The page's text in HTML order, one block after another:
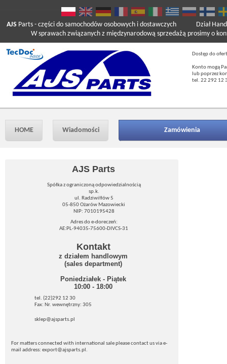
AJS Parts - części do samochodów osobowych i dostawczych
W sprawach związanych z międzynarodową sprzedażą prosimy o
Dział
Dostęp do
Konto mogą
lub poprzez
tel. 22 292 12
HOME Wiadomości Zamówienia
AJS Parts
Spółka z ograniczoną odpowiedzialnością
sp.k.
ul. Radziwiłłów 5
05-850 Ożarów Mazowiecki
NIP: 7010195428
Adres do e-doreczeń:
AE:PL-94035-75600-DIVCS-31
Kontakt
z działem handlowym
(sales department)
Poniedziałek - Piątek
10:00 - 18:00
tel. (22)292 12 30
Fax: Nr. wewnętrzny: 305
sklep@ajsparts.pl
For matters connected with international sale please contact us via e-
mail address: export@ajsparts.pl.